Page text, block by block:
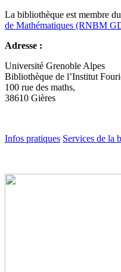
La bibliothèque est membre du
de Mathématiques (RNBM
Adresse :
Université Grenoble Alpes
Bibliothèque de l’Institut
100 rue des maths,
38610 Gières
Infos pratiques Services de la